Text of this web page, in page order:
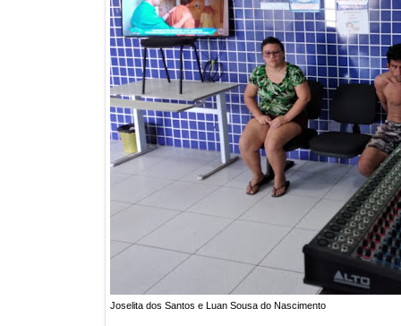
Joselita dos Santos e Luan Sousa do Nascimento